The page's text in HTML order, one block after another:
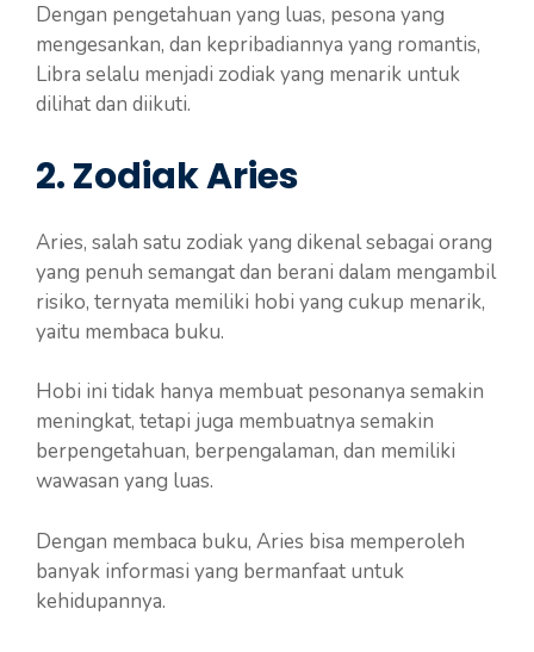
Dengan pengetahuan yang luas, pesona yang
mengesankan, dan kepribadiannya yang romantis,
Libra selalu menjadi zodiak yang menarik untuk
dilihat dan diikuti.
2. Zodiak Aries
Aries, salah satu zodiak yang dikenal sebagai orang
yang penuh semangat dan berani dalam mengambil
risiko, ternyata memiliki hobi yang cukup menarik,
yaitu membaca buku.
Hobi ini tidak hanya membuat pesonanya semakin
meningkat, tetapi juga membuatnya semakin
berpengetahuan, berpengalaman, dan memiliki
wawasan yang luas.
Dengan membaca buku, Aries bisa memperoleh
banyak informasi yang bermanfaat untuk
kehidupannya.